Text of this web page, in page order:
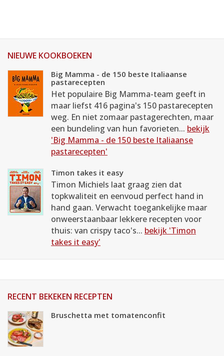
NIEUWE KOOKBOEKEN
Big Mamma - de 150 beste Italiaanse
pastarecepten
Het populaire Big Mamma-team geeft in
maar liefst 416 pagina's 150 pastarecepten
weg. En niet zomaar pastagerechten, maar
een bundeling van hun favorieten... bekijk
'Big Mamma - de 150 beste Italiaanse
pastarecepten'
Timon takes it easy
Timon Michiels laat graag zien dat
topkwaliteit en eenvoud perfect hand in
hand gaan. Verwacht toegankelijke maar
onweerstaanbaar lekkere recepten voor
thuis: van crispy taco's... bekijk 'Timon
takes it easy'
RECENT BEKEKEN RECEPTEN
Bruschetta met tomatenconfit